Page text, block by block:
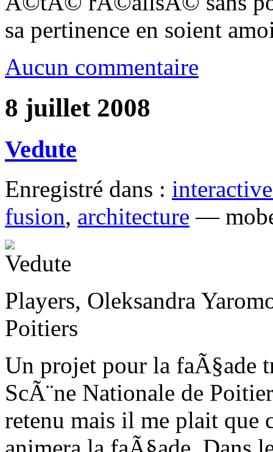
sa pertinence en soient
Aucun commentaire
8 juillet 2008
Vedute
Enregistré dans :
fusion, architecture —
Players, Oleksandra
Poitiers
Un projet pour la faÃ§ade
ScÃ¨ne Nationale de
retenu mais il me plait que